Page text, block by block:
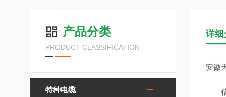
产品分类
PRODUCT CLASSIFICATION
特种电缆
详细
安徽